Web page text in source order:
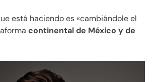
está haciendo es «cambiándole el
continental de México y de